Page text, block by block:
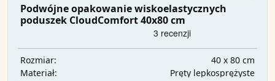
Podwójne opakowanie wiskoelastycznych
poduszek CloudComfort 40x80 cm
Rozmiar:
40 x 80 cm
Materiał:
Pręty lepkosprężyste